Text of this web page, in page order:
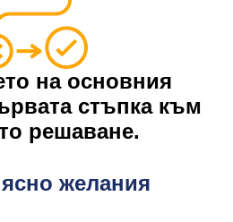
на основния
стъпка към
решаване.
желания